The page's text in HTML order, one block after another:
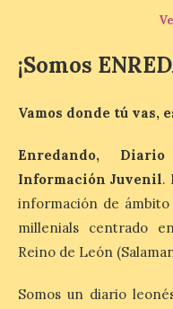
mes de noviembre, con
La Bañeza
fiestas con el
cargo de
Matilla
¡Somos
Vamos donde tú vas,
Enredando,
Información Juvenil.
información de
millenials centrado
Reino de León
Somos un diario